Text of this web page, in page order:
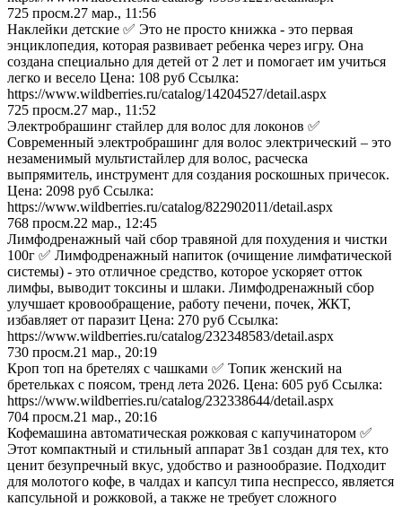
725 просм.27 мар., 11:56
Наклейки детские ✅ Это не просто книжка - это первая
энциклопедия, которая развивает ребенка через игру. Она
создана специально для детей от 2 лет и помогает им учиться
легко и весело Цена: 108 руб Ссылка:
https://www.wildberries.ru/catalog/14204527/detail.aspx
725 просм.27 мар., 11:52
Электробрашинг стайлер для волос для локонов ✅
Современный электробрашинг для волос электрический – это
незаменимый мультистайлер для волос, расческа
выпрямитель, инструмент для создания роскошных причесок.
Цена: 2098 руб Ссылка:
https://www.wildberries.ru/catalog/822902011/detail.aspx
768 просм.22 мар., 12:45
Лимфодренажный чай сбор травяной для похудения и чистки
100г ✅ Лимфодренажный напиток (очищение лимфатической
системы) - это отличное средство, которое ускоряет отток
лимфы, выводит токсины и шлаки. Лимфодренажный сбор
улучшает кровообращение, работу печени, почек, ЖКТ,
избавляет от паразит Цена: 270 руб Ссылка:
https://www.wildberries.ru/catalog/232348583/detail.aspx
730 просм.21 мар., 20:19
Кроп топ на бретелях с чашками ✅ Топик женский на
бретельках с поясом, тренд лета 2026. Цена: 605 руб Ссылка:
https://www.wildberries.ru/catalog/232338644/detail.aspx
704 просм.21 мар., 20:16
Кофемашина автоматическая рожковая с капучинатором ✅
Этот компактный и стильный аппарат 3в1 создан для тех, кто
ценит безупречный вкус, удобство и разнообразие. Подходит
для молотого кофе, в чалдах и капсул типа неспрессо, является
капсульной и рожковой, а также не требует сложного